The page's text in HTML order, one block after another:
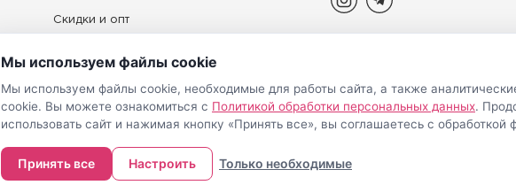
Скидки и опт
Мы используем файлы cookie
Мы используем файлы cookie, необходимые для работы сайта, а также
cookie. Вы можете ознакомиться с Политикой обработки персональных данных.
использовать сайт и нажимая кнопку «Принять все», вы соглашаетесь с обработкой
Принять все Настроить Только необходимые